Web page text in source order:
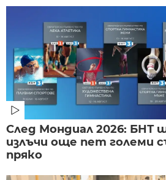
След Мондиал 2026: БНТ
излъчи още пет големи
пряко